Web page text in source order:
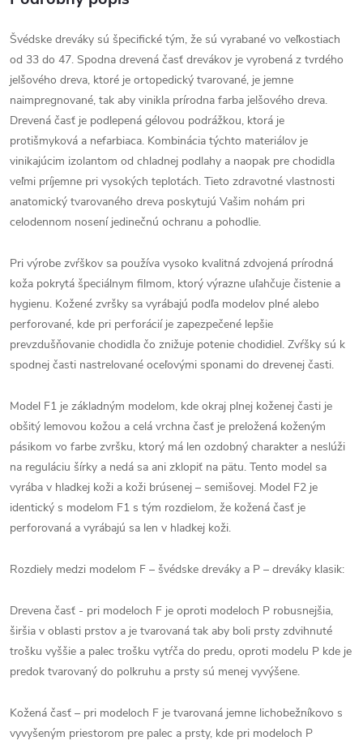
Švédske dreváky sú špecifické tým, že sú vyrabané vo veľkostiach
od 33 do 47. Spodna drevená časť drevákov je vyrobená z tvrdého
jelšového dreva, ktoré je ortopedický tvarované, je jemne
naimpregnované, tak aby vinikla prírodna farba jelšového dreva.
Drevená časť je podlepená gélovou podrážkou, ktorá je
protišmyková a nefarbiaca. Kombinácia týchto materiálov je
vinikajúcim izolantom od chladnej podlahy a naopak pre chodidla
veľmi príjemne pri vysokých teplotách. Tieto zdravotné vlastnosti
anatomický tvarovaného dreva poskytujú Vašim nohám pri
celodennom nosení jedinečnú ochranu a pohodlie.
Pri výrobe zvŕškov sa používa vysoko kvalitná zdvojená prírodná
koža pokrytá špeciálnym filmom, ktorý výrazne uľahčuje čistenie a
hygienu. Kožené zvršky sa vyrábajú podľa modelov plné alebo
perforované, kde pri perforácií je zapezpečené lepšie
prevzdušňovanie chodidla čo znižuje potenie chodidiel. Zvŕšky sú k
spodnej časti nastrelované oceľovými sponami do drevenej časti.
Model F1 je základným modelom, kde okraj plnej koženej časti je
obšitý lemovou kožou a celá vrchna časť je preložená koženým
pásikom vo farbe zvršku, ktorý má len ozdobný charakter a neslúži
na reguláciu šírky a nedá sa ani zklopiť na pätu. Tento model sa
vyrába v hladkej koži a koži brúsenej – semišovej. Model F2 je
identický s modelom F1 s tým rozdielom, že kožená časť je
perforovaná a vyrábajú sa len v hladkej koži.
Rozdiely medzi modelom F – švédske dreváky a P – dreváky klasik:
Drevena časť - pri modeloch F je oproti modeloch P robusnejšia,
širšia v oblasti prstov a je tvarovaná tak aby boli prsty zdvihnuté
trošku vyššie a palec trošku vytŕča do predu, oproti modelu P kde je
predok tvarovaný do polkruhu a prsty sú menej vyvýšene.
Kožená časť – pri modeloch F je tvarovaná jemne lichobežníkovo s
vyvyšeným priestorom pre palec a prsty, kde pri modeloch P